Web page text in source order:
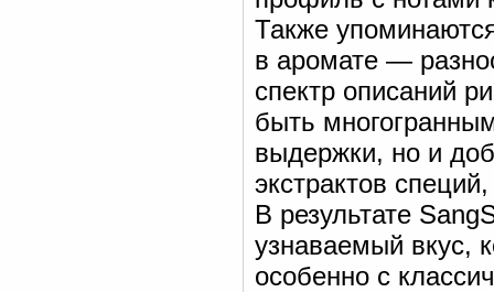
Также
в аромате —
спектр описаний
быть
выдержки, но и
экстрактов
В результате
узнаваемый вкус,
особенно с